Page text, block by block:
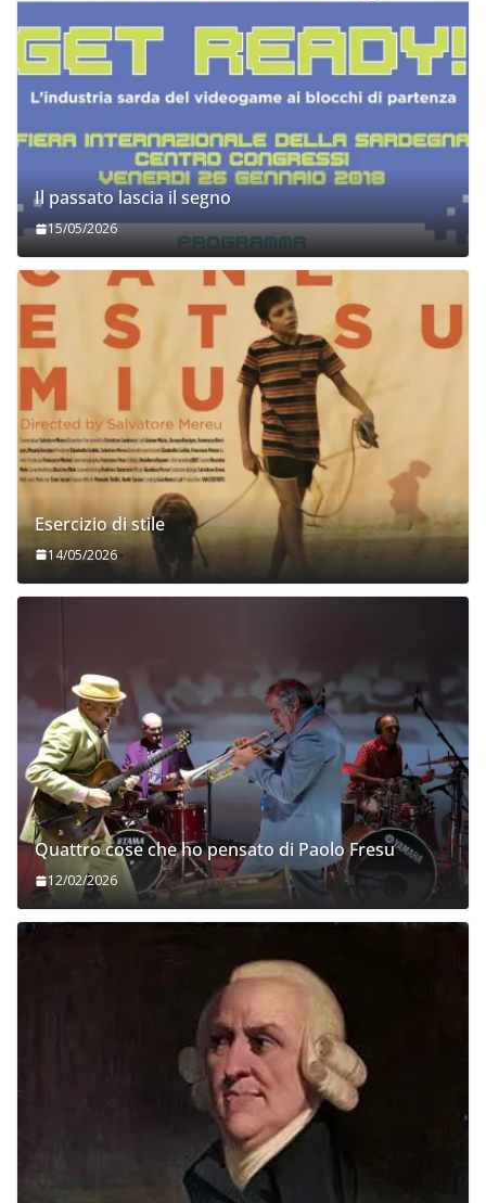
Il passato lascia il segno
15/05/2026
Esercizio di stile
14/05/2026
Quattro cose che ho pensato di Paolo Fresu
12/02/2026